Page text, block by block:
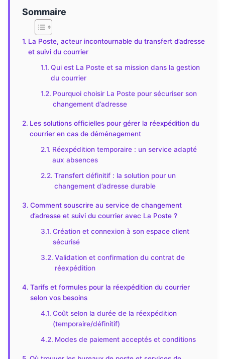
Sommaire
La Poste, acteur incontournable du transfert d’adresse
et suivi du courrier
Qui est La Poste et sa mission dans la gestion
du courrier
Pourquoi choisir La Poste pour sécuriser son
changement d’adresse
Les solutions officielles pour gérer la réexpédition du
courrier en cas de déménagement
Réexpédition temporaire : un service adapté
aux absences
Transfert définitif : la solution pour un
changement d’adresse durable
Comment souscrire au service de changement
d’adresse et suivi du courrier avec La Poste ?
Création et connexion à son espace client
sécurisé
Validation et confirmation du contrat de
réexpédition
Tarifs et formules pour la réexpédition du courrier
selon vos besoins
Coût selon la durée de la réexpédition
(temporaire/définitif)
Modes de paiement acceptés et conditions